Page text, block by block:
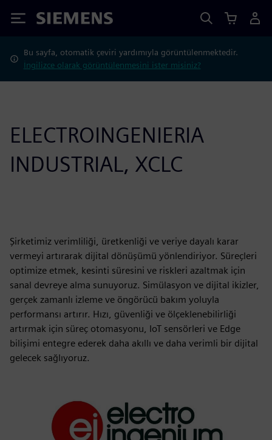
Siemens
Bu sayfa, otomatik çeviri yardımıyla görüntülenmektedir.
İngilizce olarak görüntülenmesini ister misiniz?
ELECTROINGENIERIA
INDUSTRIAL, XCLC
Şirketimiz verimliliği, üretkenliği ve veriye dayalı karar
vermeyi artırarak dijital dönüşümü yönlendiriyor. Süreçleri
optimize etmek, kesinti süresini ve riskleri azaltmak için
sanal devreye alma sunuyoruz. Simülasyon ve dijital ikizler,
gerçek zamanlı izleme ve öngörücü bakım yoluyla
performansı artırır. Hızı, güvenliği ve ölçeklenebilirliği
artırmak için süreç otomasyonu, IoT sensörleri ve Edge
bilişimi entegre ederek daha akıllı ve daha verimli bir dijital
gelecek sağlıyoruz.